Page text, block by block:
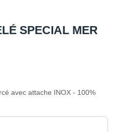
SPECIAL MER
avec attache INOX - 100%